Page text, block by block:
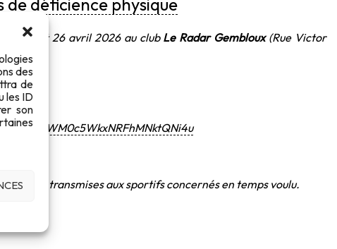
des
de
les ID
son
déficience physique
25 et 26 avril 2026 au club Le Radar Gembloux(Rue Victor
:
seront transmises aux sportifs concernés en temps voulu.